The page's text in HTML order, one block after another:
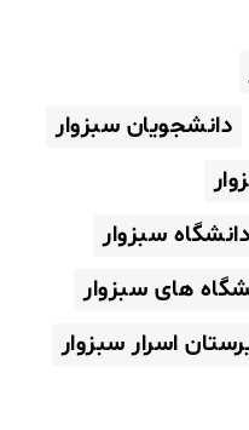
دانشجویان سبزوار
دانشگاه سبزوار
های سبزوار
اسرار سبزوار